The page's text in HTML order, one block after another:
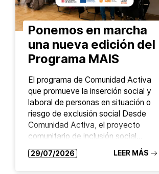
Ponemos en marcha
una nueva edición del
Programa MAIS
El programa de Comunidad Activa
que promueve la inserción social y
laboral de personas en situación o
riesgo de exclusión social Desde
Comunidad Activa, el proyecto
comunitario de inclusión social…
29/07/2026 LEER MÁS